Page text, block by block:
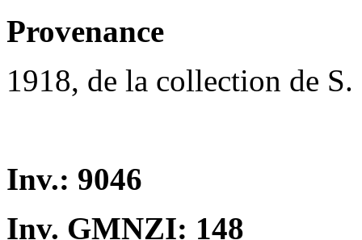
Provenance
1918, de la collection de
Inv.: 9046
Inv. GMNZI: 148